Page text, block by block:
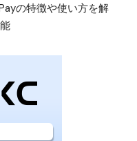
の特徴や使い方を解